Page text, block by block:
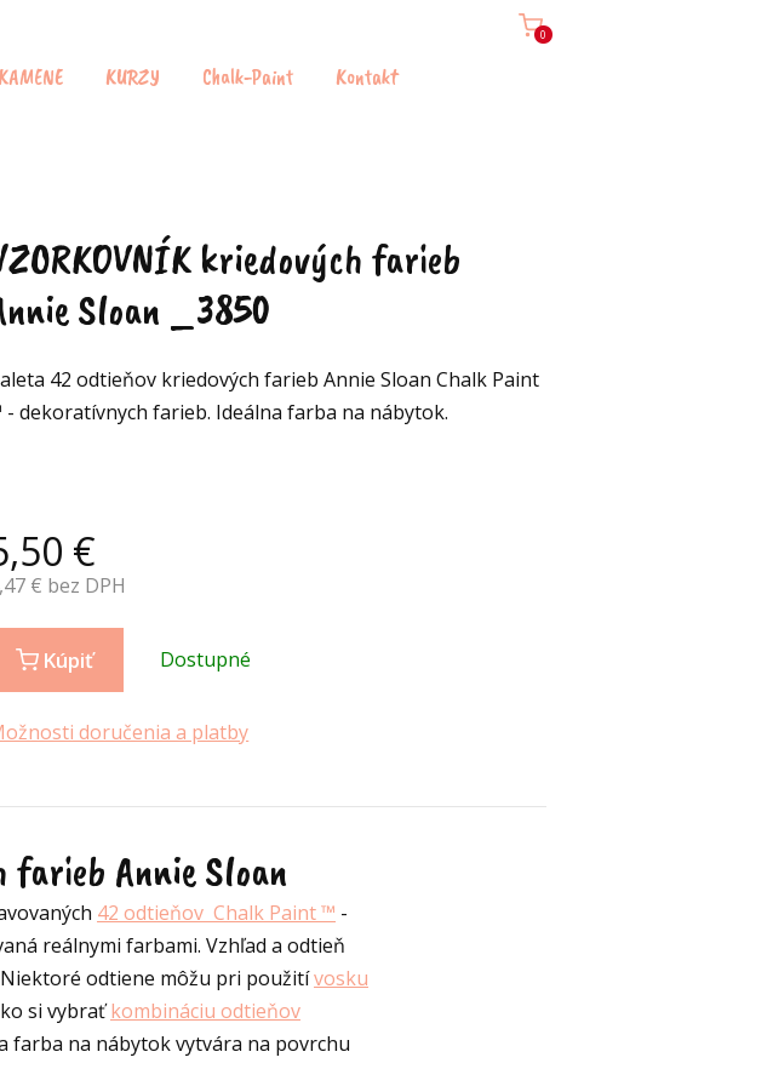
0
KURZY Chalk-Paint Kontakt
kriedových farieb
Sloan _3850
42 odtieňov kriedových farieb Annie Sloan Chalk Paint
- dekoratívnych farieb. Ideálna farba na nábytok.
€
€ bez DPH
Kúpiť Dostupné
doručenia a platby
farieb Annie Sloan
42 odtieňov Chalk Paint ™ -
reálnymi farbami. Vzhľad a odtieň
odtiene môžu pri použitívosku
si vybraťkombináciu odtieňov
farba na nábytok vytvára na povrchu